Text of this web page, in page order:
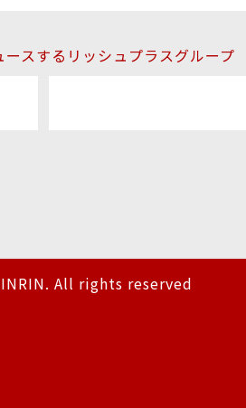
スするリッシュプラスグループ
All rights reserved